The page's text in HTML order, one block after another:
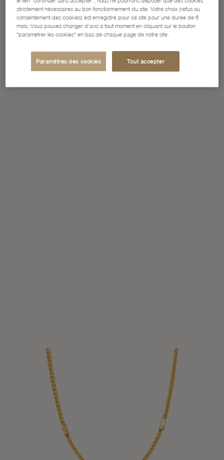
strictement nécessaires au bon fonctionnement du site. Votre choix (refus ou
consentement des cookies) est enregistré pour ce site pour une durée de 6
mois. Vous pouvez changer d'avis à tout moment en cliquant sur le bouton
"paramétrer les cookies" en bas de chaque page de notre site.
Paramètres des cookies Tout accepter